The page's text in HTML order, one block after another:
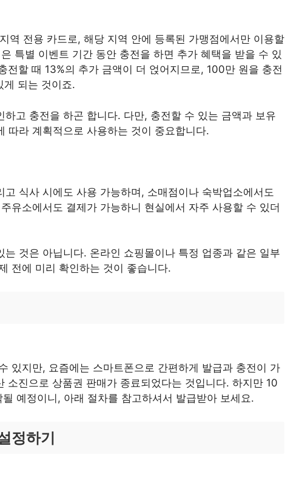
역 전용 카드로, 해당 지역 안에 등록된 가맹점에서만 이용할
특별 이벤트 기간 동안 충전을 하면 추가 혜택을 받을 수 있
전할 때 13%의 추가 금액이 더 얹어지므로, 100만 원을 충전
게 되는 것이죠.
고 충전을 하곤 합니다. 다만, 충전할 수 있는 금액과 보유
따라 계획적으로 사용하는 것이 중요합니다.
식사 시에도 사용 가능하며, 소매점이나 숙박업소에서도
유소에서도 결제가 가능하니 현실에서 자주 사용할 수 있더
것은 아닙니다. 온라인 쇼핑몰이나 특정 업종과 같은 일부
전에 미리 확인하는 것이 좋습니다.
있지만, 요즘에는 스마트폰으로 간편하게 발급과 충전이 가
소진으로 상품권 판매가 종료되었다는 것입니다. 하지만 10
예정이니, 아래 절차를 참고하셔서 발급받아 보세요.
정하기